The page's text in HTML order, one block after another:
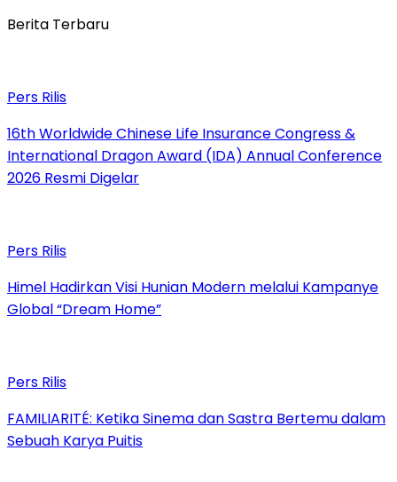
Berita Terbaru
Pers Rilis
16th Worldwide Chinese Life Insurance Congress &
International Dragon Award (IDA) Annual Conference
2026 Resmi Digelar
Pers Rilis
Himel Hadirkan Visi Hunian Modern melalui Kampanye
Global “Dream Home”
Pers Rilis
FAMILIARITÉ: Ketika Sinema dan Sastra Bertemu dalam
Sebuah Karya Puitis